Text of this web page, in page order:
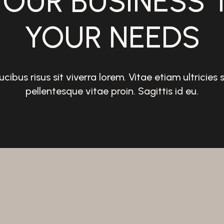
YOUR NEEDS
risus sit viverra lorem. Vitae etiam ultricies
pellentesque vitae proin. Sagittis id eu.